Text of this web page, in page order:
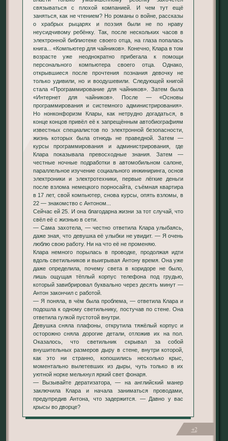
связываться с плохой компанией. И чем тут ещё
заняться, как не чтением? Но романы о войне, рассказы
о храбрых рыцарях и поэзия были не по нраву
неусидчивому ребёнку. Так, после нескольких часов в
электронной библиотеке своего отца, на глаза попалась
книга... «Компьютер для чайников». Конечно, Клара в том
возрасте уже неоднократно прибегала к помощи
персонального компьютера своего отца. Однако,
открывшиеся после прочтения познания девочку не
только удивили, но и воодушевили. Следующей книгой
стала «Программирование для чайников». Затем была
«Интернет для чайников». После — «Основы
программирования и системного администрирования».
Но нонконфоризм Клары, как нетрудно догадаться, в
конце концов привёл её к запрещённым автобиографиям
известных специалистов по электронной безопасности,
жизнь которых была отнюдь не праведной. Затем —
курсы программирования и администрирования, где
Клара показывала превосходные знания. Затем —
честные ночные подработки в автомобильном салоне,
параллельное изучение социального инжиниринга, основ
электроники и электротехники, первые лёгкие деньги
после взлома немецкого порносайта, съёмная квартира
в 17 лет, свой компьютер, снова курсы, опять взломы, в
22 — знакомство с Антоном...
Сейчас ей 25. И она благодарна жизни за тот случай, что
свёл её с жизнью в сети.
— Сама захотела, — честно ответила Клара улыбаясь,
даже зная, что девушка её улыбки не увидит. — Я очень
люблю свою работу. Ни на что её не променяю.
Клара немного порылась в проводке, продолжая идти
вдоль светильников и выигрывая Антону время. Она уже
даже определила, почему света в коридоре не было,
лишь ощущая тёплый корпус телефона под грудью,
который завибрировал буквально через десять минут —
Антон закончил с работой.
— Я поняла, в чём была проблема, — ответила Клара и
подошла к одному светильнику, постучав по стене. Она
ответила гулкой пустотой внутри.
Девушка сняла плафоны, открутила тяжёлый корпус и
осторожно сняла дорогие детали, отложив их на пол.
Оказалось, что светильник скрывал за собой
внушительных размеров дыру в стене, внутри которой,
как это ни странно, копошились несколько крыс,
моментально вылетевших из дыры, чуть только в их
уютной норке мелькнул яркий свет фонаря.
— Вызывайте дератизатора, — на английский манер
заключила Клара и начала заниматься проводами,
предупредив Антона, что задержится. — Давно у вас
крысыво дворце?
+2